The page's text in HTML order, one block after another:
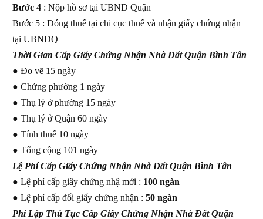
Bước 4 : Nộp hồ sơ tại UBND Quận
Bước 5 : Đóng thuế tại chi cục thuế và nhận giấy chứng nhận
tại UBNDQ
Thời Gian Cấp Giấy Chứng Nhận Nhà Đất Quận Bình Tân
● Đo vẽ 15 ngày
● Chứng phường 1 ngày
● Thụ lý ở phường 15 ngày
● Thụ lý ở Quận 60 ngày
● Tính thuế 10 ngày
● Tổng cộng 101 ngày
Lệ Phí Cấp Giấy Chứng Nhận Nhà Đất Quận Bình Tân
● Lệ phí cấp giây chứng nhậ mới : 100 ngàn
● Lệ phí cấp đổi giấy chứng nhận : 50 ngàn
Phí Lập Thủ Tục Cấp Giấy Chứng Nhận Nhà Đất Quận